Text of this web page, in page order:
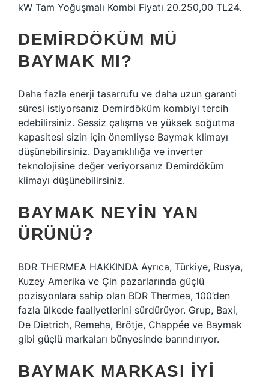
kW Tam Yoğuşmalı Kombi Fiyatı 20.250,00 TL24.
DEMIRDÖKÜM MÜ
BAYMAK MI?
Daha fazla enerji tasarrufu ve daha uzun garanti
süresi istiyorsanız Demirdöküm kombiyi tercih
edebilirsiniz. Sessiz çalışma ve yüksek soğutma
kapasitesi sizin için önemliyse Baymak klimayı
düşünebilirsiniz. Dayanıklılığa ve inverter
teknolojisine değer veriyorsanız Demirdöküm
klimayı düşünebilirsiniz.
BAYMAK NEYIN YAN
ÜRÜNÜ?
BDR THERMEA HAKKINDA Ayrıca, Türkiye, Rusya,
Kuzey Amerika ve Çin pazarlarında güçlü
pozisyonlara sahip olan BDR Thermea, 100’den
fazla ülkede faaliyetlerini sürdürüyor. Grup, Baxi,
De Dietrich, Remeha, Brötje, Chappée ve Baymak
gibi güçlü markaları bünyesinde barındırıyor.
BAYMAK MARKASI IYI